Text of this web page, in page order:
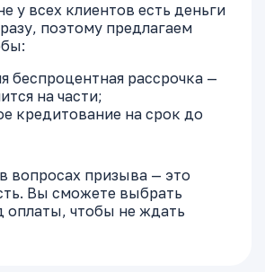
у всех клиентов есть деньги
поэтому предлагаем
беспроцентная рассрочка —
на части;
кредитование на срок до
вопросах призыва — это
Вы сможете выбрать
чтобы не ждать